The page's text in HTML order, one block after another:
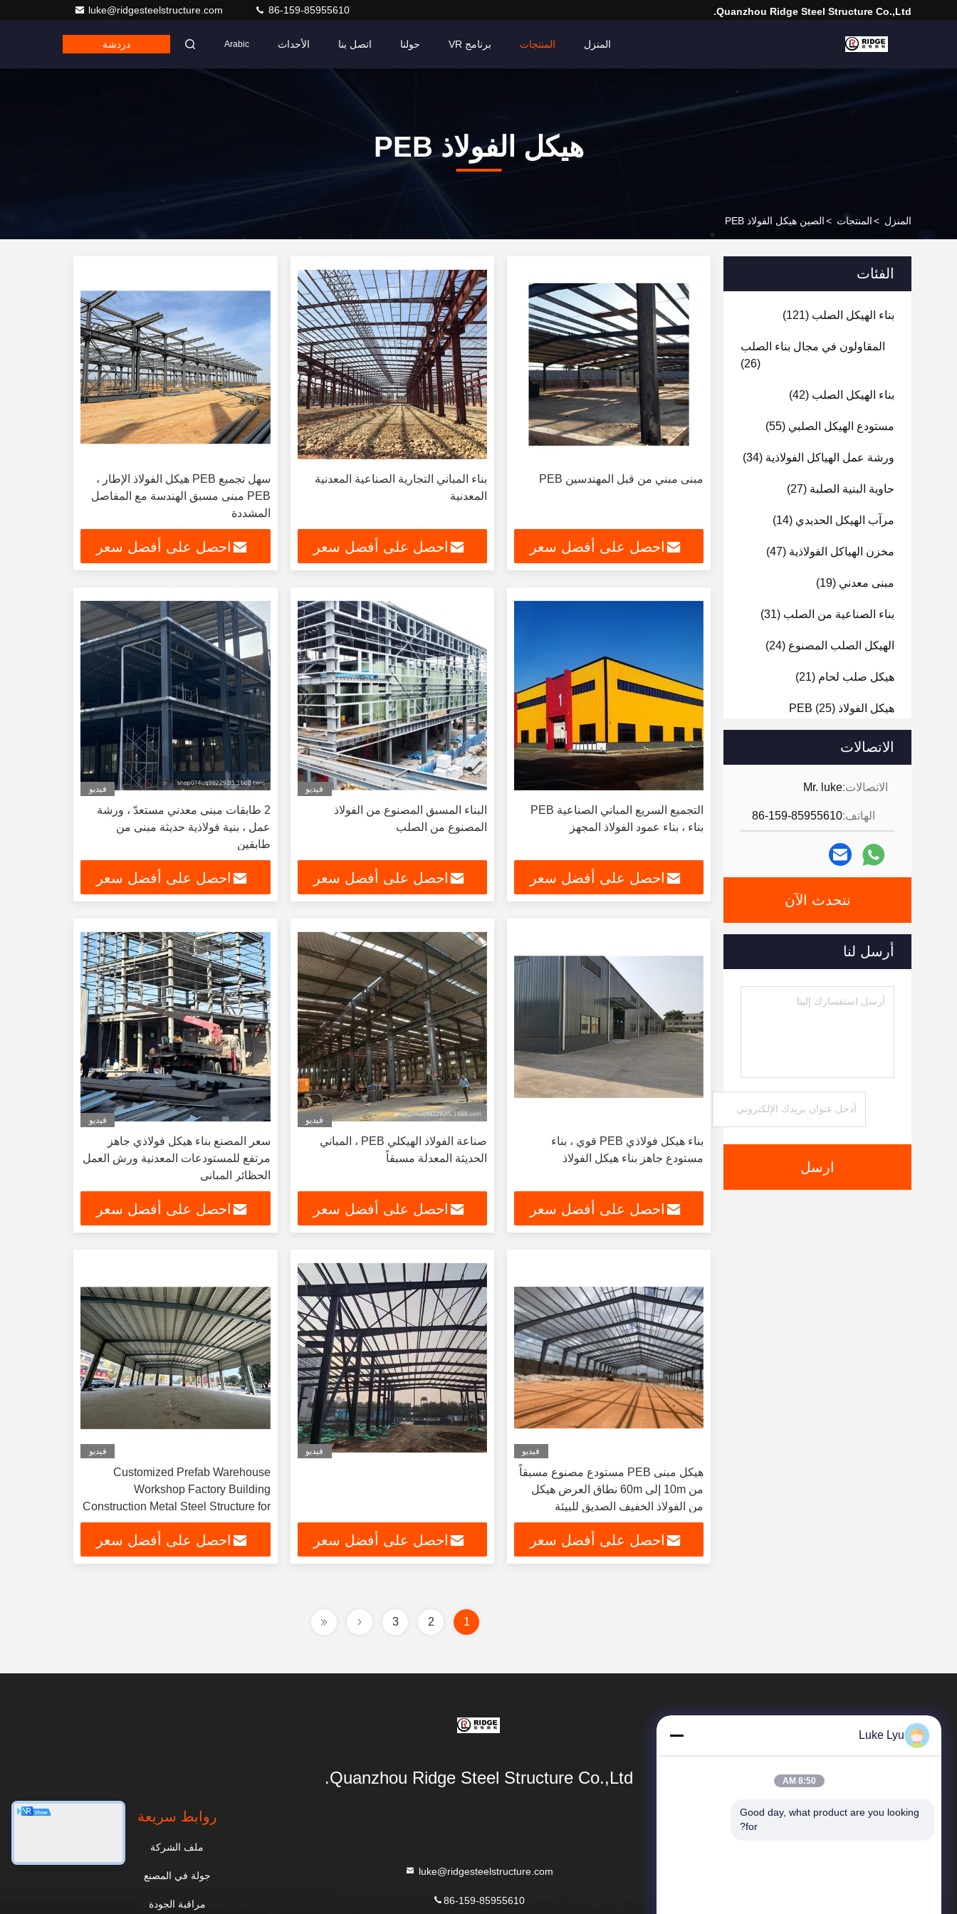
Quanzhou Ridge Steel Structure Co.,Ltd.
luke@ridgesteelstructure.com 86-159-85955610
المنزل المنتجات برنامج VR حولنا اتصل بنا الأحداث Arabic دردشة
هيكل الفولاذ PEB
المنزل >المنتجات >الصين هيكل الفولاذ PEB
الفئات
بناء الهيكل الصلب (121)
المقاولون في مجال بناء الصلب
(26)
بناء الهيكل الصلب (42)
مستودع الهيكل الصلبي (55)
ورشة عمل الهياكل الفولاذية (34)
حاوية البنية الصلبة (27)
مرآب الهيكل الحديدي (14)
مخزن الهياكل الفولاذية (47)
مبنى معدني (19)
بناء الصناعية من الصلب (31)
الهيكل الصلب المصنوع (24)
هيكل صلب لحام (21)
هيكل الفولاذ PEB (25)
هيكل فولاذي مجلفن
الاتصالات
الاتصالات:Mr. luke
الهاتف:86-159-85955610
نتحدث الآن
أرسل لنا
ارسل
مبنى مبني من قبل المهندسين PEB
احصل على أفضل سعر
بناء المباني التجارية الصناعية المعدنية
المعدنية
احصل على أفضل سعر
سهل تجميع PEB هيكل الفولاذ الإطار ،
PEB مبنى مسبق الهندسة مع المفاصل
المشددة
احصل على أفضل سعر
التجميع السريع المباني الصناعية PEB
بناء ، بناء عمود الفولاذ المجهز
احصل على أفضل سعر
فيديو
البناء المسبق المصنوع من الفولاذ
المصنوع من الصلب
احصل على أفضل سعر
فيديو
2 طابقات مبنى معدني مستعدّ ، ورشة
عمل ، بنية فولاذية حديثة مبنى من
طابقين
احصل على أفضل سعر
بناء هيكل فولاذي PEB قوي ، بناء
مستودع جاهز بناء هيكل الفولاذ
احصل على أفضل سعر
فيديو
صناعة الفولاذ الهيكلي PEB ، المباني
الحديثة المعدلة مسبقاً
احصل على أفضل سعر
فيديو
سعر المصنع بناء هيكل فولاذي جاهز
مرتفع للمستودعات المعدنية ورش العمل
الحظائر المباني
احصل على أفضل سعر
فيديو
هيكل مبنى PEB مستودع مصنوع مسبقاً
من 10m إلى 60m نطاق العرض هيكل
من الفولاذ الخفيف الصديق للبيئة
احصل على أفضل سعر
فيديو
احصل على أفضل سعر
فيديو
Customized Prefab Warehouse
Workshop Factory Building
Construction Metal Steel Structure for
Commercial
احصل على أفضل سعر
1
2
3
Quanzhou Ridge Steel Structure Co.,Ltd.
المنتجات
luke@ridgesteelstructure.com
86-159-85955610
روابط سريعة
ملف الشركة
جولة في المصنع
مراقبة الجودة
Luke Lyu
8:50 AM
Good day, what product are you looking
for?